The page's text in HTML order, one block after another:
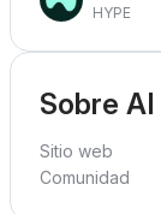
HYPE
Sobre
Sitio web
Comunidad